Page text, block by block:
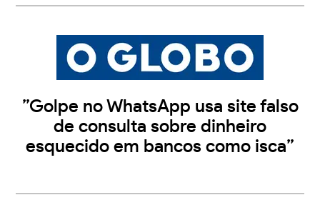
”Golpe no WhatsApp usa site falso
de consulta sobre dinheiro
esquecido em bancos como isca”